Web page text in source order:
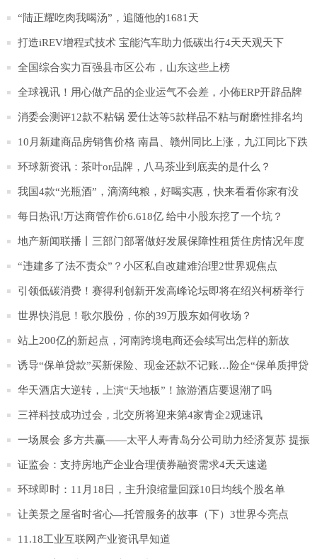
势分析
“陆正耀吃肉我喝汤”，追随他的1681天
打造iREV增程式技术 宝能汽车助力低碳出行4天天观天下
全国综合实力百强县市区公布，山东这些上榜
全球视讯！用心做产品的企业运气不会差，小佈ERP开辟品牌
出海新路径
消委会测评12款不粘锅 爱仕达等5款样品不粘与耐磨性排名均
靠后
10月新建商品房销售价格 南昌、赣州同比上涨，九江同比下跌
环球新资讯：茶叶or品牌，八马茶业到底卖的是什么？
我国4款“光瓶酒”，滴滴纯粮，好喝实惠，快来看看你家有没
有？
每日热讯!万达商管作价6.618亿 给中小股东挖了一个坑？
地产新闻联播丨三部门部署做好发展保障性租赁住房情况年度
监测评价工作
“违建多了法不责众”？小区私自改建难治理2世界观焦点
引领低碳消费！赛得利创新开发高峰论坛即将在绍兴柯桥举行
世界快消息！歌尔股份，你的39万股东如何收场？
站上200亿的新起点，河南跨境电商还会续写出怎样的新故
事？3环球通讯
诱导“保单贷款”买新保险、现金还款不记账…险企“保单质押贷
款”纠纷多1快讯
华天酒店大逆转，上演“天地板”！旅游酒店要退潮了吗
三祥科技成功过会，北交所将迎来第4家青企2观速讯
一场展会 多方共赢——太平人寿青岛分公司助力经济复苏 提振
消费信心
证监会：支持房地产企业合理债券融资需求4天天速递
环球即时：11月18日，主升浪缩量回踩10日均线个股名单
让美景之屋省时省心—托管服务的故事（下）3世界今亮点
11.18工业互联网产业资讯早知道